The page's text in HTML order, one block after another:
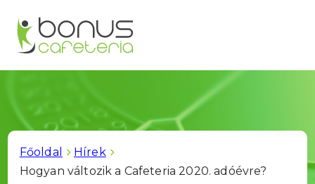
Főoldal
Hírek
Hogyan változik a Cafeteria 2020. adóévre?